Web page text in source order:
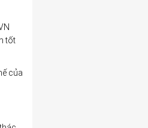
tốt
của